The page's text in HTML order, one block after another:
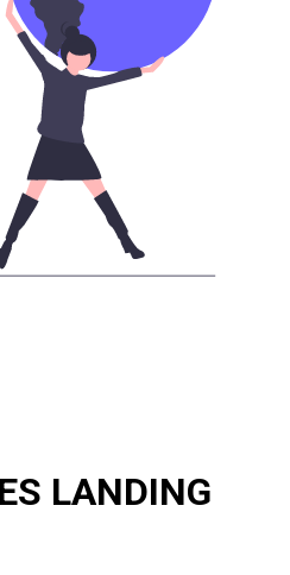
LANDING